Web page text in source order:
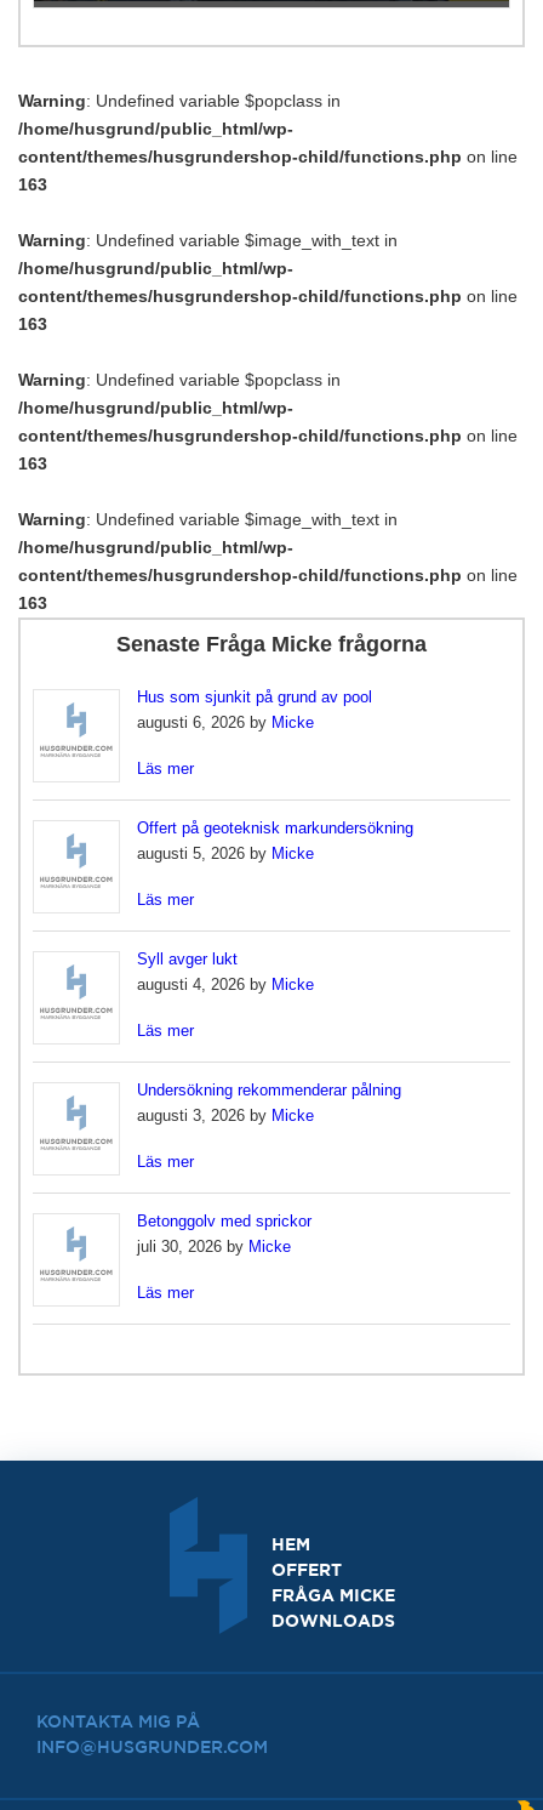
Warning: Undefined variable $popclass in
/home/husgrund/public_html/wp-
content/themes/husgrundershop-child/functions.php on line
163
Warning: Undefined variable $image_with_text in
/home/husgrund/public_html/wp-
content/themes/husgrundershop-child/functions.php on line
163
Warning: Undefined variable $popclass in
/home/husgrund/public_html/wp-
content/themes/husgrundershop-child/functions.php on line
163
Warning: Undefined variable $image_with_text in
/home/husgrund/public_html/wp-
content/themes/husgrundershop-child/functions.php on line
163
Senaste Fråga Micke frågorna
Hus som sjunkit på grund av pool
augusti 6, 2026 by Micke
Läs mer
Offert på geoteknisk markundersökning
augusti 5, 2026 by Micke
Läs mer
Syll avger lukt
augusti 4, 2026 by Micke
Läs mer
Undersökning rekommenderar pålning
augusti 3, 2026 by Micke
Läs mer
Betonggolv med sprickor
juli 30, 2026 by Micke
Läs mer
HEM
OFFERT
FRÅGA MICKE
DOWNLOADS
KONTAKTA MIG PÅ
INFO@HUSGRUNDER.COM